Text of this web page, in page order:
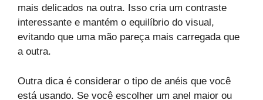
mais delicados na outra. Isso cria um contraste
interessante e mantém o equilíbrio do visual,
evitando que uma mão pareça mais carregada que
a outra.
Outra dica é considerar o tipo de anéis que você
está usando. Se você escolher um anel maior ou